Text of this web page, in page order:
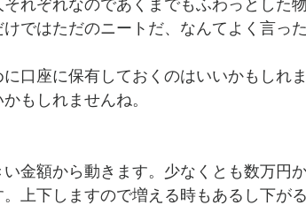
れぞれなのであくまでもふわっとした
ではただのニートだ、なんてよく言っ
口座に保有しておくのはいいかもしれ
もしれませんね。
金額から動きます。少なくとも数万円か
上下しますので増える時もあるし下が